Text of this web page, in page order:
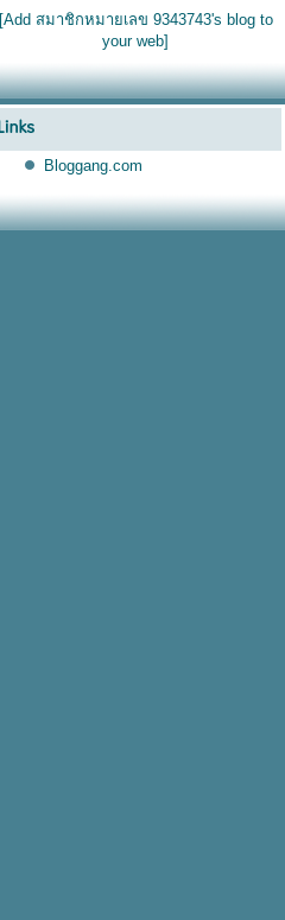
[Add สมาชิกหมายเลข 9343743's blog to
your web]
Bloggang.com